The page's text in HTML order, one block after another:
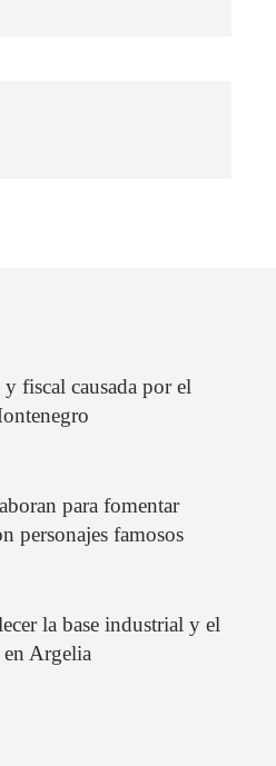
fiscal causada por el
para fomentar
personajes famosos
la base industrial y el
Argelia